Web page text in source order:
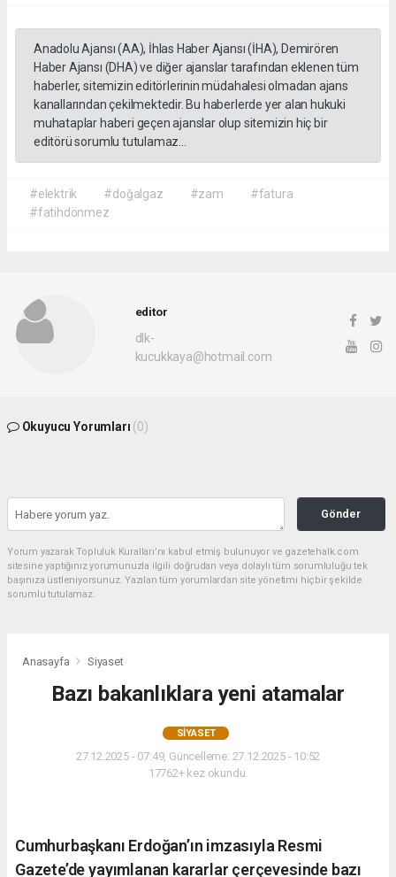
Anadolu Ajansı (AA), İhlas Haber Ajansı (İHA), Demirören
Haber Ajansı (DHA) ve diğer ajanslar tarafından eklenen tüm
haberler, sitemizin editörlerinin müdahalesi olmadan ajans
kanallarından çekilmektedir. Bu haberlerde yer alan hukuki
muhataplar haberi geçen ajanslar olup sitemizin hiç bir
editörü sorumlu tutulamaz...
#elektrik #doğalgaz #zam
#fatura
#fatihdönmez
editor
dlk-
kucukkaya@hotmail.com
Okuyucu Yorumları (0)
Gönder
Yorum yazarak Topluluk Kuralları’nı kabul etmiş bulunuyor ve gazetehalk.com
sitesine yaptığınız yorumunuzla ilgili doğrudan veya dolaylı tüm sorumluluğu tek
başınıza üstleniyorsunuz. Yazılan tüm yorumlardan site yönetimi hiçbir şekilde
sorumlu tutulamaz.
Anasayfa Siyaset
Bazı bakanlıklara yeni atamalar
SIYASET
27.12.2025 - 07:49, Güncelleme: 27.12.2025 - 10:52
17762+ kez okundu.
Cumhurbaşkanı Erdoğan’ın imzasıyla Resmi
Gazete’de yayımlanan kararlar çerçevesinde bazı